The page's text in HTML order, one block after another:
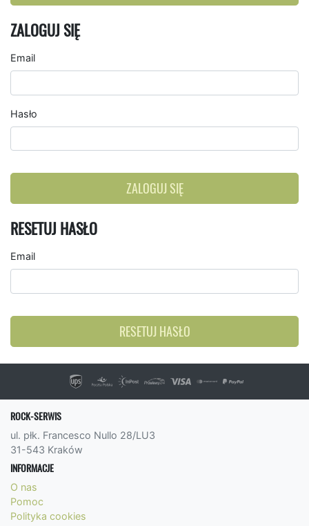
ZALOGUJ SIĘ
Email
Hasło
ZALOGUJ SIĘ
RESETUJ HASŁO
Email
RESETUJ HASŁO
ROCK-SERWIS
ul. płk. Francesco Nullo 28/LU3
31-543 Kraków
INFORMACJE
O nas
Pomoc
Polityka cookies